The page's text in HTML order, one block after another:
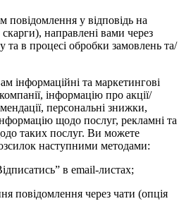
повідомлення у відповідь на
направлені вами через
та в процесі обробки замовлень та/
інформаційні та маркетингові
інформацію про акції/
персональні знижки,
щодо послуг, рекламні та
таких послуг. Ви можете
наступними методами:
в email-листах;
повідомлення через чати (опція